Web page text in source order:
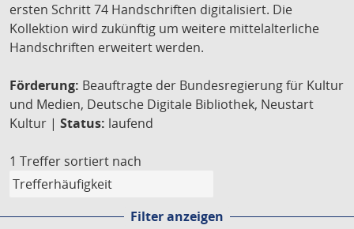
ersten Schritt 74 Handschriften digitalisiert. Die
Kollektion wird zukünftig um weitere mittelalterliche
Handschriften erweitert werden.
Förderung: Beauftragte der Bundesregierung für Kultur
und Medien, Deutsche Digitale Bibliothek, Neustart
Kultur | Status: laufend
1 Treffer sortiert nach
Filter anzeigen